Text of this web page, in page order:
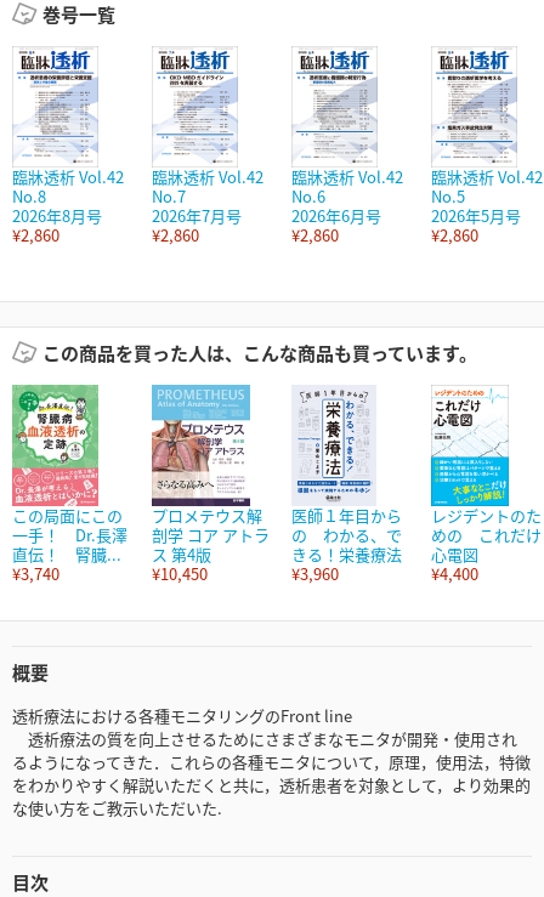
巻号一覧
臨牀透析 Vol.42
No.8
2026年8月号
¥2,860
臨牀透析 Vol.42
No.7
2026年7月号
¥2,860
臨牀透析 Vol.42
No.6
2026年6月号
¥2,860
臨牀透析 Vol.42
No.5
2026年5月号
¥2,860
この商品を買った人は、こんな商品も買っています。
この局面にこの
一手！ Dr.長澤
直伝！ 腎臓...
¥3,740
プロメテウス解
剖学 コア アトラ
ス 第4版
¥10,450
医師１年目から
の わかる、で
きる！栄養療法
¥3,960
レジデントのた
めの これだけ
心電図
¥4,400
概要
透析療法における各種モニタリングのFront line
透析療法の質を向上させるためにさまざまなモニタが開発・使用され
るようになってきた．これらの各種モニタについて，原理，使用法，特徴
をわかりやすく解説いただくと共に，透析患者を対象として，より効果的
な使い方をご教示いただいた.
目次